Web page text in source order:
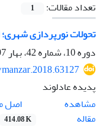
تعداد مقالات:
1
تحولات نورپردازی
دوره 10، شماره 42، بهار 1397، صفحه
پدیده عادلوند
مشاهده
مقاله
اصل
414.08 K